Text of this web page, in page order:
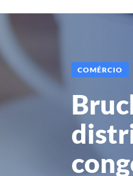
COMÉRCIO